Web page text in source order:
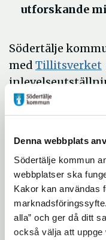
Denna webbplats
Södertälje kommun
webbplatser ska
Kakor kan användas
alla” och ger då ditt
också välja att
utforskande
Södertälje
med Tillitsverket
sagoberättande,
mycket utrymme
Föräldrar och
tillsammans
plats kliver
samtidigt som
utforska